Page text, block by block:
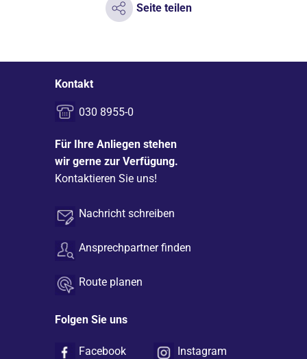
Seite teilen
Kontakt
030 8955-0
Für Ihre Anliegen stehen
wir gerne zur Verfügung.
Kontaktieren Sie uns!
Nachricht schreiben
Ansprechpartner finden
Route planen
Folgen Sie uns
Facebook Instagram